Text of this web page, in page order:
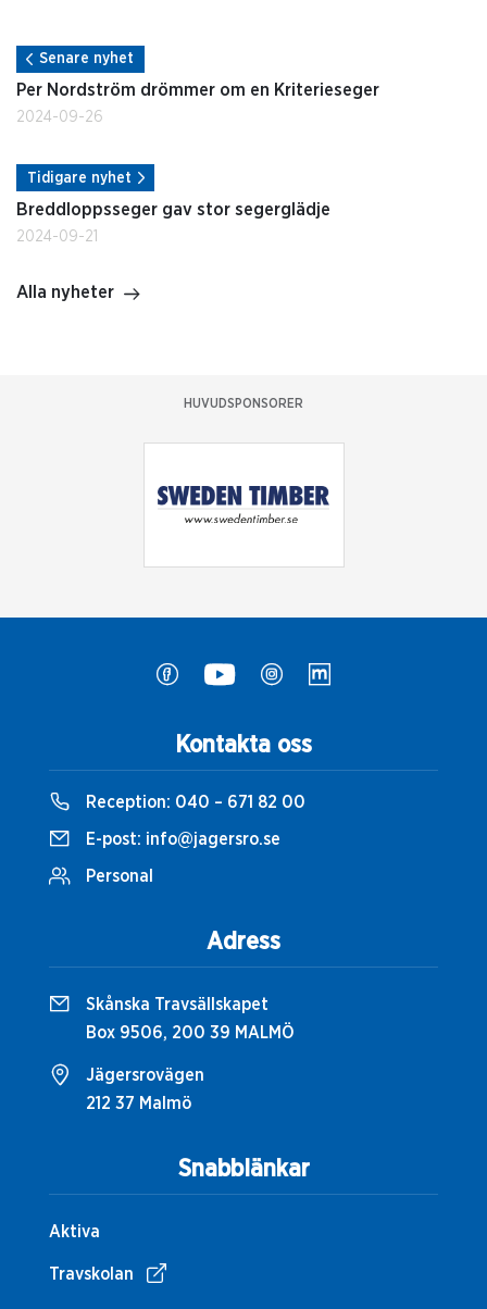
Senare nyhet
Per Nordström drömmer om en Kriterieseger
2024-09-26
Tidigare nyhet
Breddloppsseger gav stor segerglädje
2024-09-21
Alla nyheter
HUVUDSPONSORER
Snabblänkar
Aktiva
Travskolan
Kontakta oss
Reception: 040 – 671 82 00
E-post: info@jagersro.se
Personal
Adress
Skånska Travsällskapet
Box 9506, 200 39 MALMÖ
Jägersrovägen
212 37 Malmö